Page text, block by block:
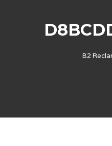
B2